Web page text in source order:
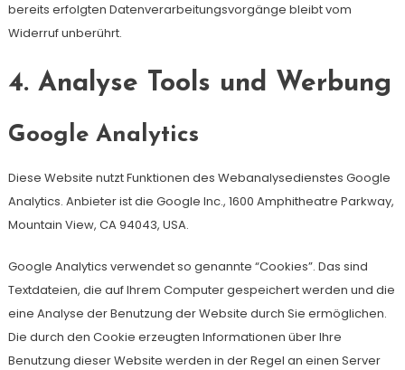
bereits erfolgten Datenverarbeitungsvorgänge bleibt vom
Widerruf unberührt.
4. Analyse Tools und Werbung
Google Analytics
Diese Website nutzt Funktionen des Webanalysedienstes Google
Analytics. Anbieter ist die Google Inc., 1600 Amphitheatre Parkway,
Mountain View, CA 94043, USA.
Google Analytics verwendet so genannte “Cookies”. Das sind
Textdateien, die auf Ihrem Computer gespeichert werden und die
eine Analyse der Benutzung der Website durch Sie ermöglichen.
Die durch den Cookie erzeugten Informationen über Ihre
Benutzung dieser Website werden in der Regel an einen Server